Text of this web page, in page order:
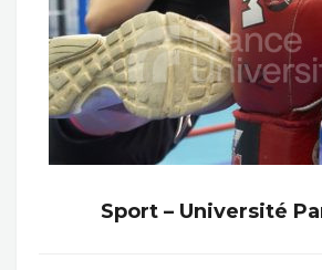
Sport – Université